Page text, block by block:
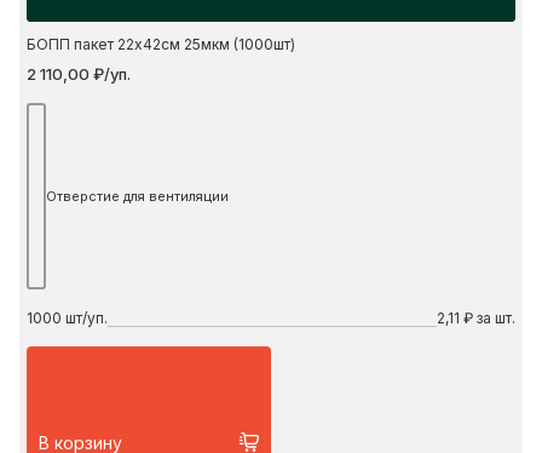
БОПП пакет 22х42см 25мкм (1000шт)
2 110,00 ₽/уп.
Отверстие для вентиляции
1000 шт/уп. 2,11 ₽ за шт.
В корзину